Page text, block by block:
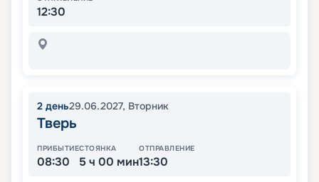
12:30
2 день29.06.2027, Вторник
Тверь
ПРИБЫТИЕ
08:30
СТОЯНКА
5 ч 00 мин
ОТПРАВЛЕНИЕ
13:30